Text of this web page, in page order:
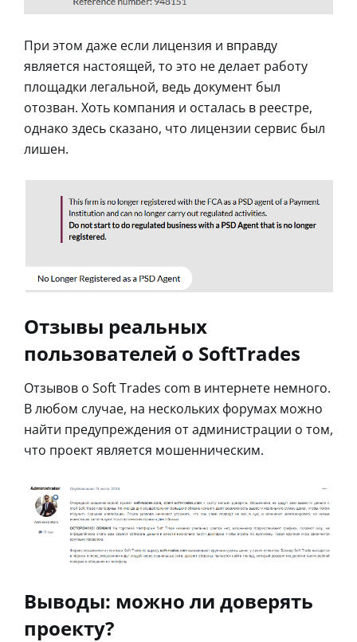
При этом даже если лицензия и вправду
является настоящей, то это не делает работу
площадки легальной, ведь документ был
отозван. Хоть компания и осталась в реестре,
однако здесь сказано, что лицензии сервис был
лишен.
Отзывы реальных
пользователей о SoftTrades
Отзывов о Soft Trades com в интернете немного.
В любом случае, на нескольких форумах можно
найти предупреждения от администрации о том,
что проект является мошенническим.
Выводы: можно ли доверять
проекту?